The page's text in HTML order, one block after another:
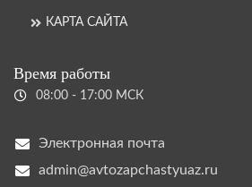
КАРТА САЙТА
Время работы
08:00 - 17:00 МСК
Электронная почта
admin@avtozapchastyuaz.ru